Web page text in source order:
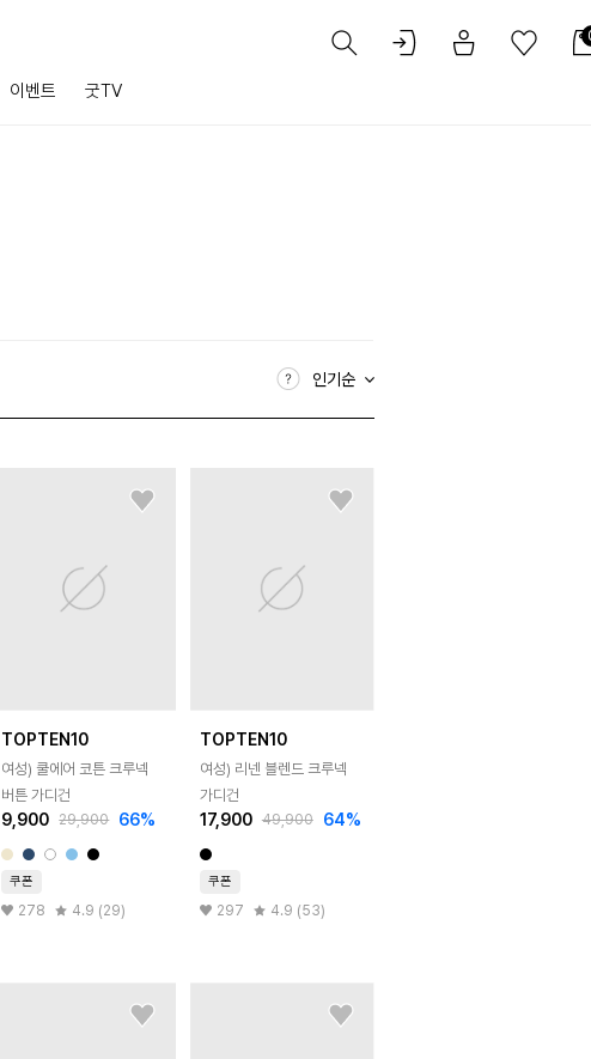
이벤트 굿TV
인기순
TOPTEN10
여성) 쿨에어 코튼 크루넥
버튼 가디건
9,900 29,900 66%
쿠폰
278 4.9 (29)
TOPTEN10
여성) 리넨 블렌드 크루넥
가디건
17,900 49,900 64%
쿠폰
297 4.9 (53)